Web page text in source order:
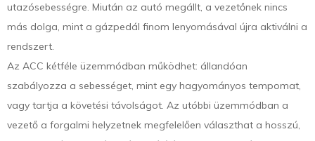
utazósebességre. Miután az autó megállt, a vezetőnek nincs
más dolga, mint a gázpedál finom lenyomásával újra aktiválni a
rendszert.
Az ACC kétféle üzemmódban működhet: állandóan
szabályozza a sebességet, mint egy hagyományos tempomat,
vagy tartja a követési távolságot. Az utóbbi üzemmódban a
vezető a forgalmi helyzetnek megfelelően választhat a hosszú,